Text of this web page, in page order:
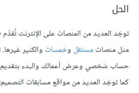
الحل
توجَد العديد من المنصات على الإنترنت
مثل منصاتمستقل وخمسات والكثير
حساب شخصي وعرض أعمالك والبدء
كما توجَد العديد من مواقع مسابقات